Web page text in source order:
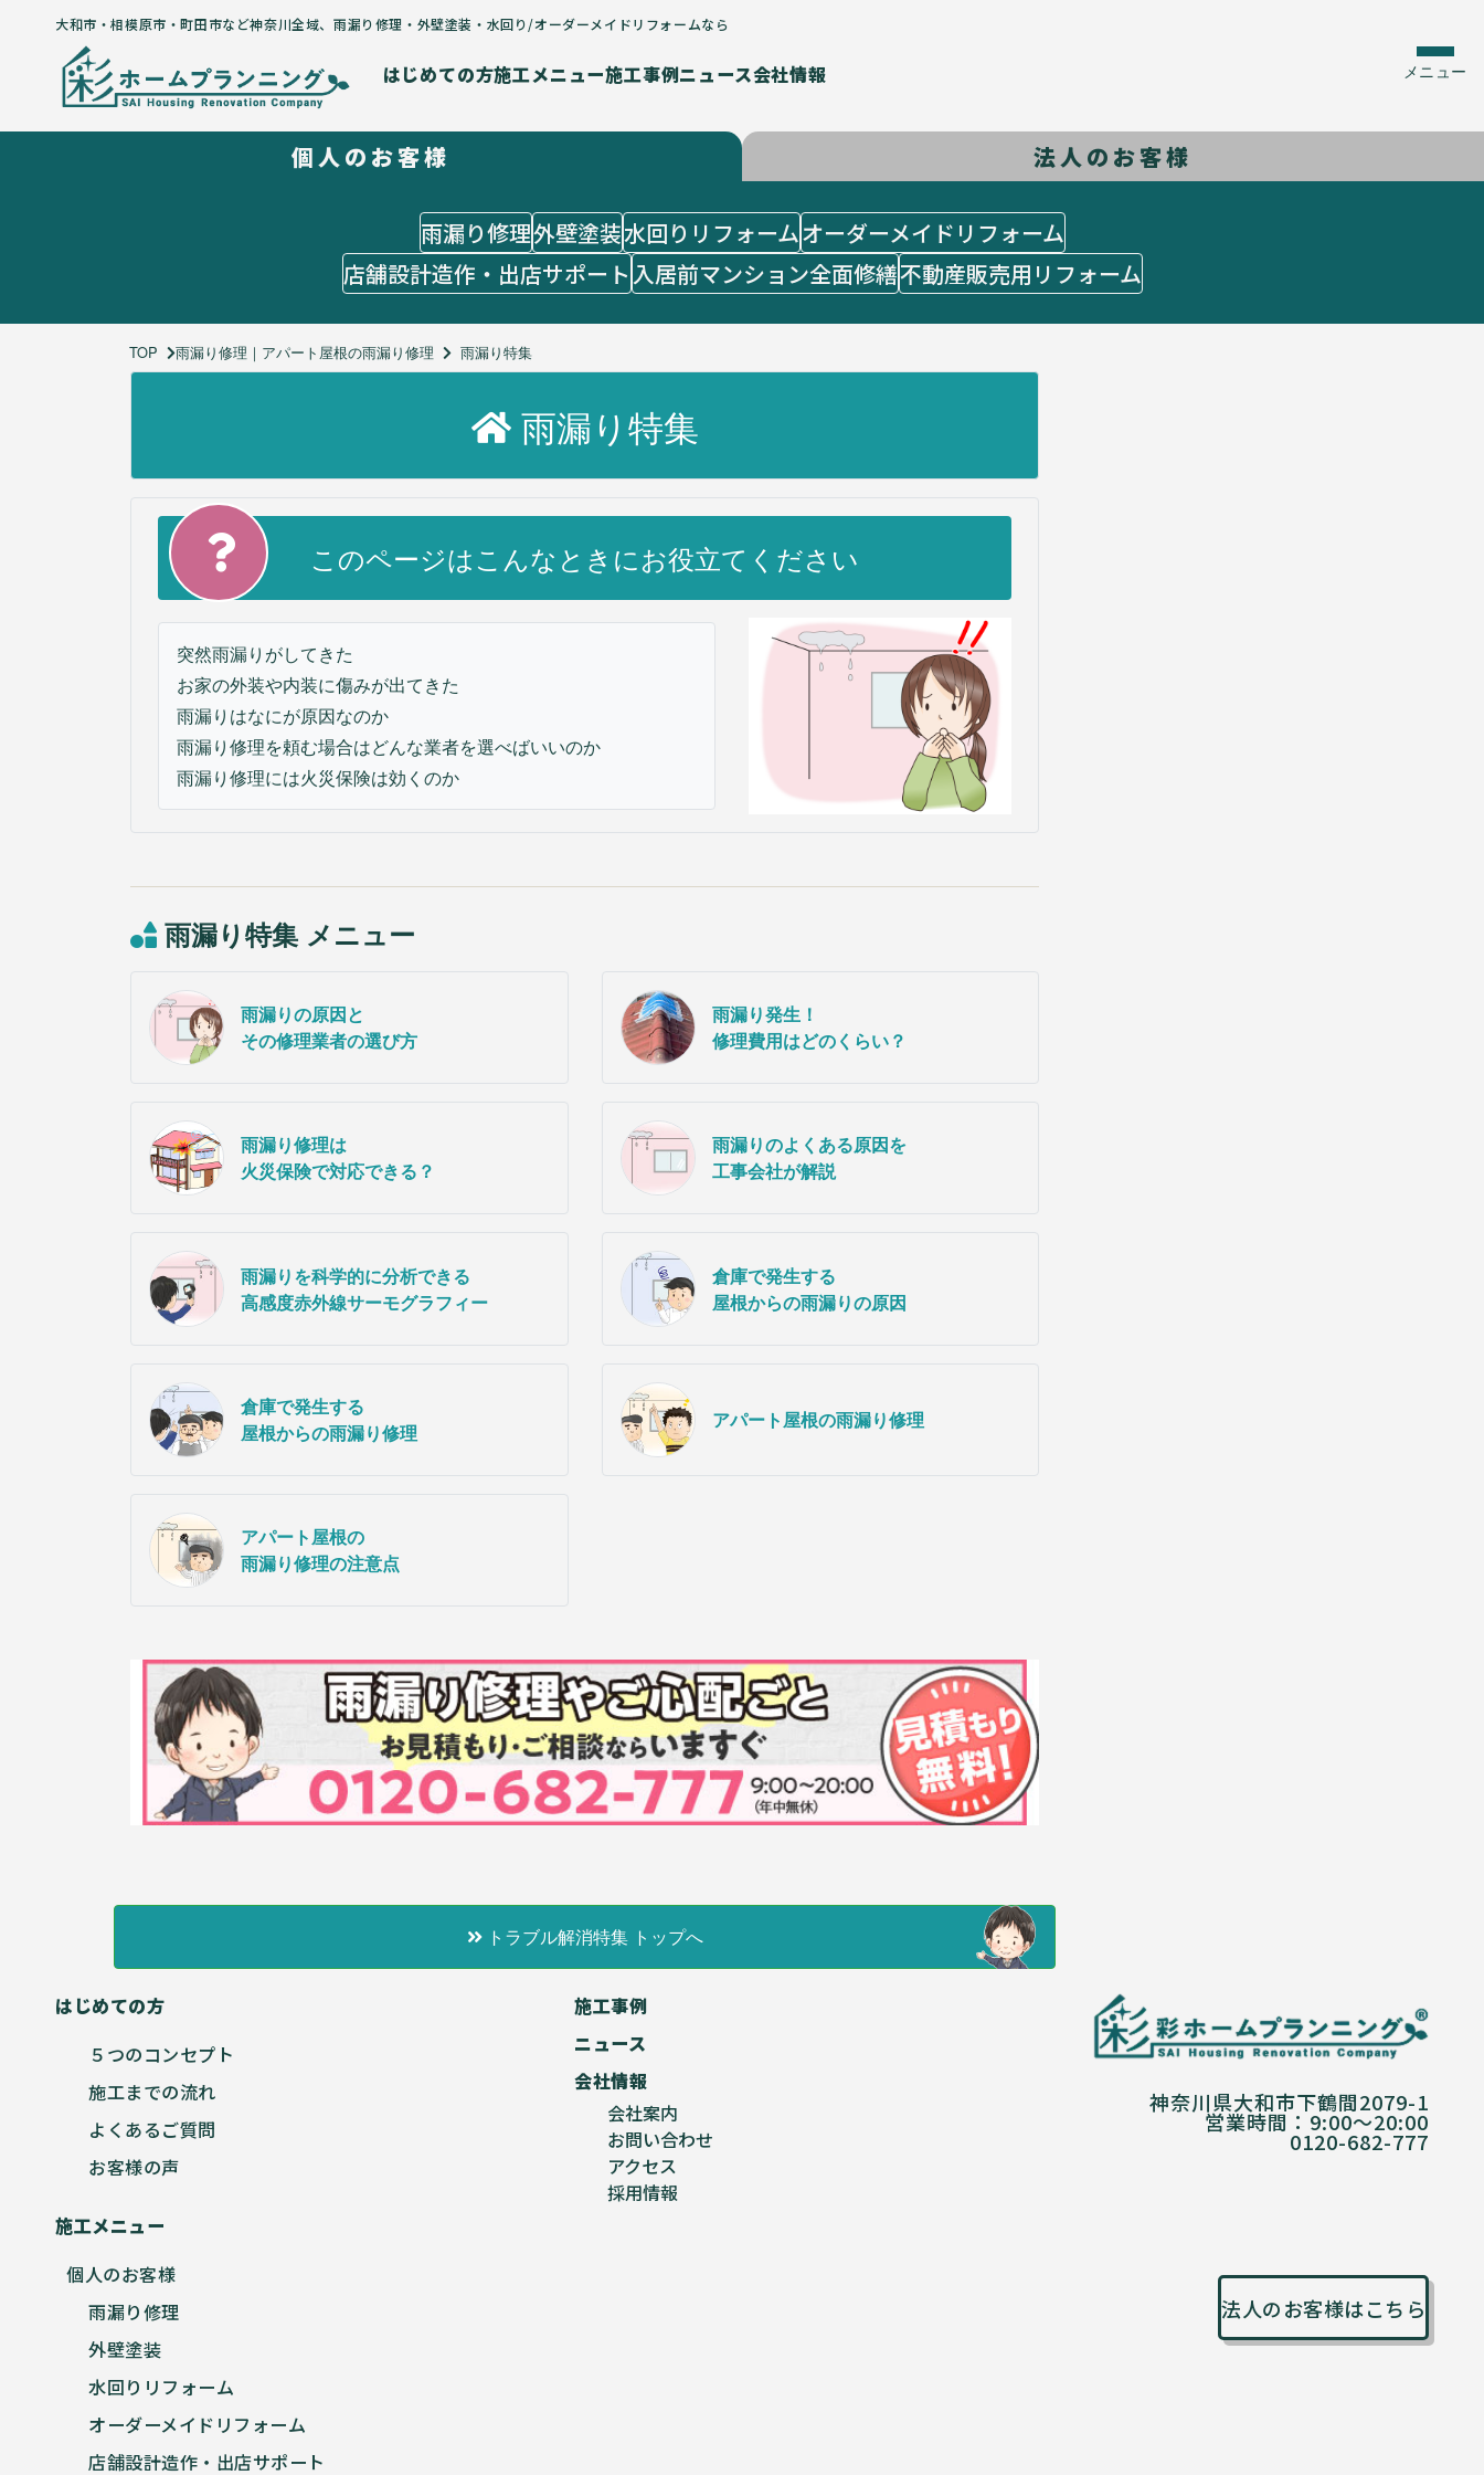
大和市・相模原市・町田市など神奈川全域、雨漏り修理・外壁塗装・水回り/オーダーメイドリフォームなら
はじめての方施工メニュー施工事例ニュース会社情報 メニュー
個人のお客様
雨漏り修理
店舗設計造作・出店サポート
入居前マンション全面修繕
不動産販売用リフォーム
法人のお客様
オフィス/店舗等改装・内装デザイン
お問い合わせ
個人のお客様 法人のお客様
雨漏り修理外壁塗装水回りリフォームオーダーメイドリフォーム
店舗設計造作・出店サポート 入居前マンション全面修繕不動産販売用リフォーム
TOP 雨漏り修理｜アパート屋根の雨漏り修理 雨漏り特集
雨漏り特集
このページはこんなときにお役立てください
突然雨漏りがしてきた
お家の外装や内装に傷みが出てきた
雨漏りはなにが原因なのか
雨漏り修理を頼む場合はどんな業者を選べばいいのか
雨漏り修理には火災保険は効くのか
雨漏り特集 メニュー
雨漏りの原因と
その修理業者の選び方
雨漏り発生！
修理費用はどのくらい？
雨漏り修理は
火災保険で対応できる？
雨漏りのよくある原因を
工事会社が解説
雨漏りを科学的に分析できる
高感度赤外線サーモグラフィー
倉庫で発生する
屋根からの雨漏りの原因
倉庫で発生する
屋根からの雨漏り修理
アパート屋根の雨漏り修理
アパート屋根の
雨漏り修理の注意点
トラブル解消特集 トップへ
はじめての方
５つのコンセプト
施工までの流れ
よくあるご質問
お客様の声
施工メニュー
個人のお客様
雨漏り修理
外壁塗装
水回りリフォーム
オーダーメイドリフォーム
店舗設計造作・出店サポート
施工事例
ニュース
会社情報
会社案内
お問い合わせ
アクセス
採用情報
神奈川県大和市下鶴間2079-1
営業時間：9:00〜20:00
0120-682-777
法人のお客様はこちら